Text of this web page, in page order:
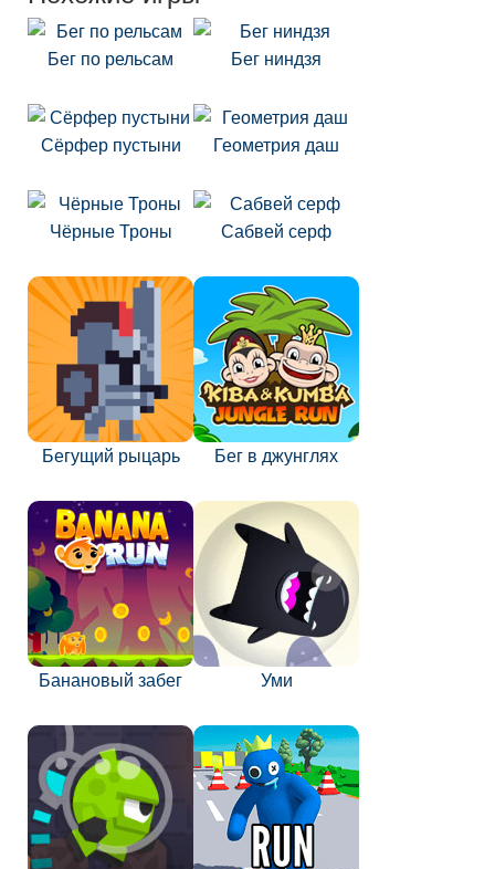
Бег по рельсам Бег ниндзя
Сёрфер пустыни Геометрия даш
Чёрные Троны Сабвей серф
Бегущий рыцарь Бег в джунглях
Банановый забег Уми